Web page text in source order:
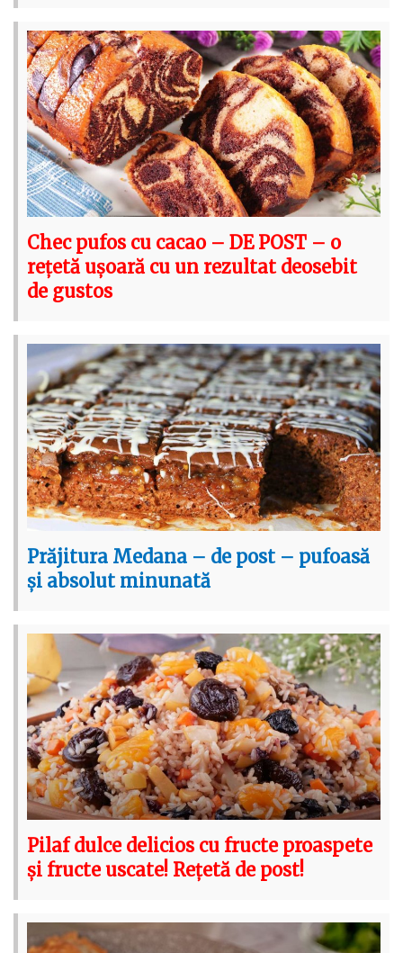
Chec pufos cu cacao – DE POST – o
rețetă ușoară cu un rezultat deosebit
de gustos
Prăjitura Medana – de post – pufoasă
și absolut minunată
Pilaf dulce delicios cu fructe proaspete
și fructe uscate! Rețetă de post!